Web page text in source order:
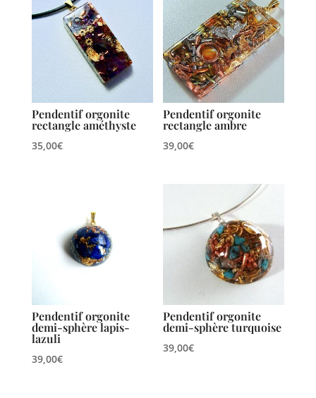
Pendentif orgonite
rectangle améthyste
35,00€
Pendentif orgonite
rectangle ambre
39,00€
Pendentif orgonite
demi-sphère lapis-
lazuli
39,00€
Pendentif orgonite
demi-sphère turquoise
39,00€